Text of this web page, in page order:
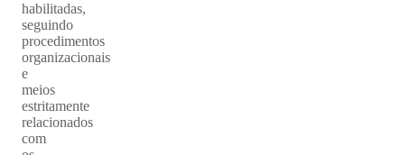
habilitadas,
seguindo
procedimentos
organizacionais
e
meios
estritamente
relacionados
com